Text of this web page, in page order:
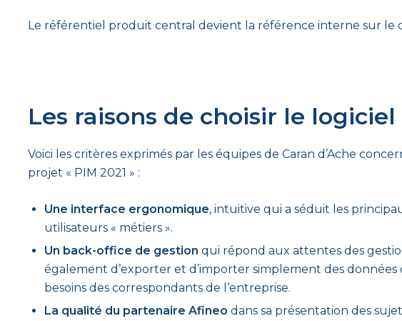
Le référentiel produit central devient la référence interne sur le
Les raisons de choisir le
Voici les critères exprimés par les équipes de Caran d’Ache
projet « PIM 2021 » :
Une interface ergonomique, intuitive qui a séduit les
utilisateurs « métiers ».
Un back-office de gestion qui répond aux attentes des
également d’exporter et d’importer simplement des
besoins des correspondants de l’entreprise.
La qualité du partenaire Afineo dans sa présentation des